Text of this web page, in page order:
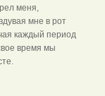
меня,
мне в рот
каждый период
время мы